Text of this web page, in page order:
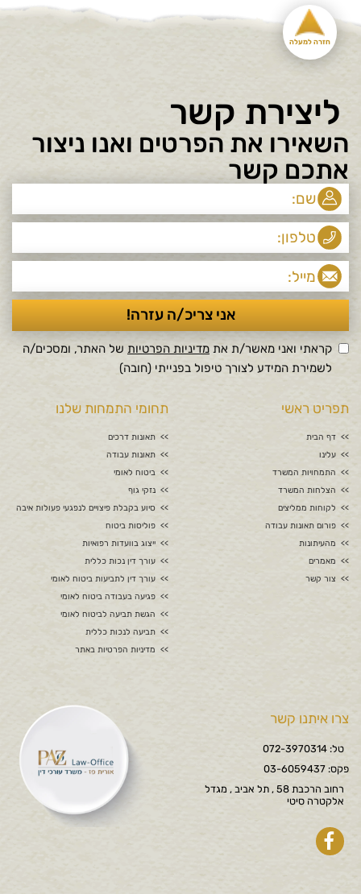
חזרה למעלה
ליצירת קשר
השאירו את הפרטים ואנו ניצור
אתכם קשר
קראתי ואני מאשר/ת את מדיניות הפרטיות של האתר, ומסכים/ה
לשמירת המידע לצורך טיפול בפנייתי (חובה)
תפריט ראשי
דף הבית
עלינו
התמחויות המשרד
הצלחות המשרד
לקוחות ממליצים
פורום תאונות עבודה
מהעיתונות
מאמרים
צור קשר
תחומי התמחות שלנו
תאונות דרכים
תאונות עבודה
ביטוח לאומי
נזקי גוף
סיוע בקבלת פיצויים לנפגעי פעולות איבה
פוליסות ביטוח
ייצוג בוועדות רפואיות
עורך דין נכות כללית
עורך דין לתביעות ביטוח לאומי
פגיעה בעבודה ביטוח לאומי
הגשת תביעה לביטוח לאומי
תביעה לנכות כללית
מדיניות הפרטיות באתר
צרו איתנו קשר
טל: 072-3970314
פקס: 03-6059437
רחוב הרכבת 58 , תל אביב , מגדל
אלקטרה סיטי